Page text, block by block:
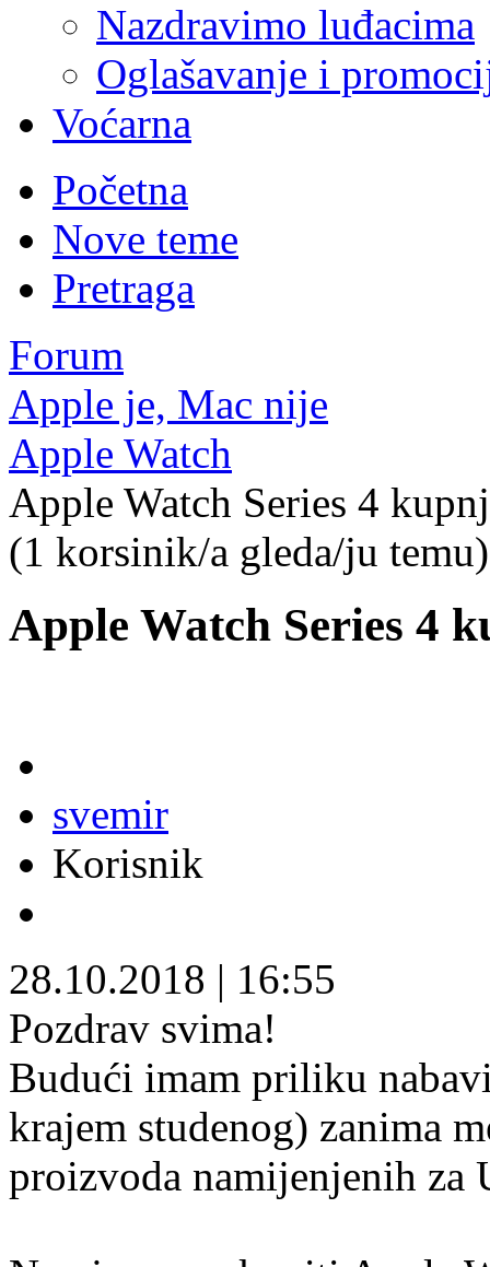
Nazdravimo luđacima
Oglašavanje i
Voćarna
Početna
Nove teme
Pretraga
Forum
Apple je, Mac nije
Apple Watch
Apple Watch Series 4
(1 korsinik/a gleda/ju
Apple Watch Series 4
svemir
Korisnik
28.10.2018 | 16:55
Pozdrav svima!
Budući imam priliku
krajem studenog) zanima
proizvoda namijenjenih za